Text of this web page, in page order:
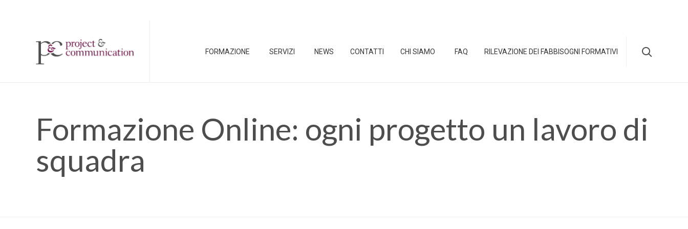
FORMAZIONE SERVIZI NEWS CONTATTI CHI SIAMO FAQ RILEVAZIONE DEI FABBISOGNI FORMATIVI 
Formazione Online: ogni progetto un lavoro di
squadra